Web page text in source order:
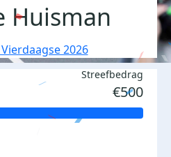
Huisman
2026
Streefbedrag
€500